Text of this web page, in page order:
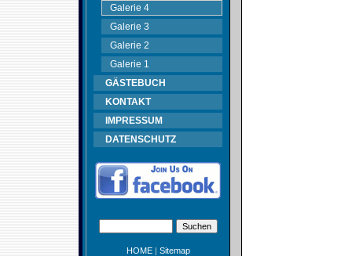
Galerie 4
Galerie 3
Galerie 2
Galerie 1
GÄSTEBUCH
KONTAKT
IMPRESSUM
DATENSCHUTZ
HOME| Sitemap